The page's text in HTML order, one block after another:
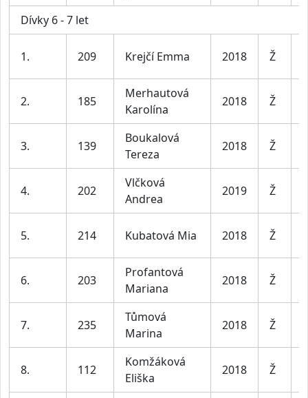
Dívky 6 - 7 let
1. 209 Krejčí Emma 2018 Ž
2. 185
Merhautová
Karolína
2018 Ž
3. 139
Boukalová
Tereza
2018 Ž
4. 202
Vlčková
Andrea
2019 Ž
5. 214 Kubatová Mia 2018 Ž
6. 203
Profantová
Mariana
2018 Ž
7. 235
Tůmová
Marina
2018 Ž
8. 112
Komžáková
Eliška
2018 Ž